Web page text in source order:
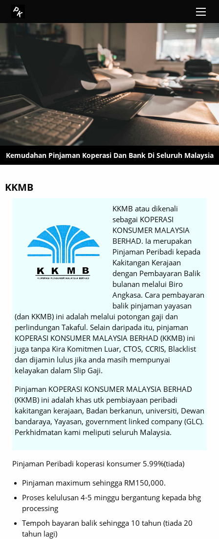
Kemudahan Pinjaman Koperasi Dan Bank Di Seluruh Malaysia
KKMB
KKMB atau dikenali
sebagai KOPERASI
KONSUMER MALAYSIA
BERHAD. Ia merupakan
Pinjaman Peribadi kepada
Kakitangan Kerajaan
dengan Pembayaran Balik
bulanan melalui Biro
Angkasa. Cara pembayaran
balik pinjaman yayasan
(dan KKMB) ini adalah melalui potongan gaji dan
perlindungan Takaful. Selain daripada itu, pinjaman
KOPERASI KONSUMER MALAYSIA BERHAD (KKMB) ini
juga tanpa Kira Komitmen Luar, CTOS, CCRIS, Blacklist
dan dijamin lulus jika anda masih mempunyai
kelayakan dalam Slip Gaji.
Pinjaman KOPERASI KONSUMER MALAYSIA BERHAD
(KKMB) ini adalah khas utk pembiayaan peribadi
kakitangan kerajaan, Badan berkanun, universiti, Dewan
bandaraya, Yayasan, government linked company (GLC).
Perkhidmatan kami meliputi seluruh Malaysia.
Pinjaman Peribadi koperasi konsumer 5.99%(tiada)
Pinjaman maximum sehingga RM150,000.
Proses kelulusan 4-5 minggu bergantung kepada bhg
processing
Tempoh bayaran balik sehingga 10 tahun (tiada 20
tahun lagi)